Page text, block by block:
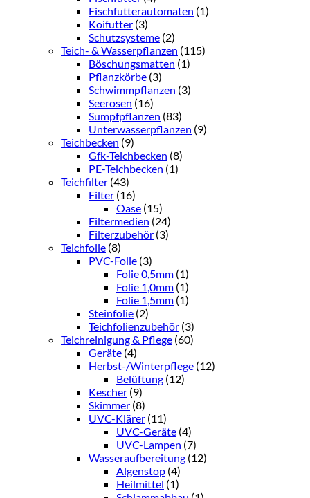
Fischfutterautomaten (1)
Koifutter (3)
Schutzsysteme (2)
Teich- & Wasserpflanzen (115)
Böschungsmatten (1)
Pflanzkörbe (3)
Schwimmpflanzen (3)
Seerosen (16)
Sumpfpflanzen (83)
Unterwasserpflanzen (9)
Teichbecken (9)
Gfk-Teichbecken (8)
PE-Teichbecken (1)
Teichfilter (43)
Filter (16)
Oase (15)
Filtermedien (24)
Filterzubehör (3)
Teichfolie (8)
PVC-Folie (3)
Folie 0,5mm (1)
Folie 1,0mm (1)
Folie 1,5mm (1)
Steinfolie (2)
Teichfolienzubehör (3)
Teichreinigung & Pflege (60)
Geräte (4)
Herbst-/Winterpflege (12)
Belüftung (12)
Kescher (9)
Skimmer (8)
UVC-Klärer (11)
UVC-Geräte (4)
UVC-Lampen (7)
Wasseraufbereitung (12)
Algenstop (4)
Heilmittel (1)